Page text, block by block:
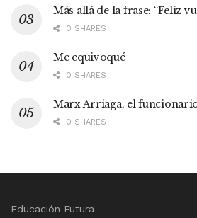
Más allá de la frase: “Feliz
0 SHARES
Me equivoqué
0 SHARES
Marx Arriaga, el
0 SHARES
Educación Futura